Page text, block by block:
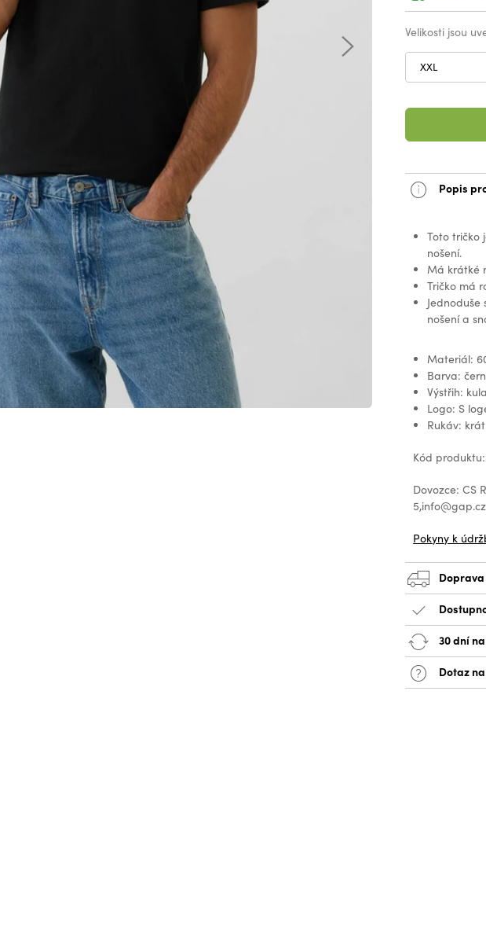
Velikosti jsou
XXL
Popis
Toto tričko
nošení.
Má krátké
Tričko má
nošení a
Materiál:
Barva:
Výstřih:
Logo: S
Rukáv:
Kód
Dovozce: CS
5,info@gap.cz
Pokyny k
Doprava
30 dní
Dotaz